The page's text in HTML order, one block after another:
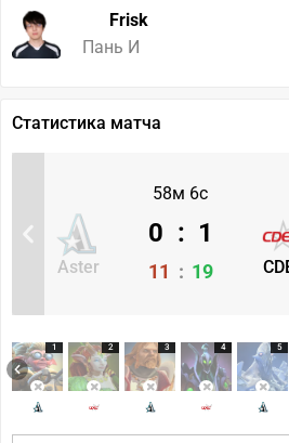
Frisk
Пань И
Статистика матча
58м 6с
Aster
0 : 1
11 : 19
1 2 3 4 5